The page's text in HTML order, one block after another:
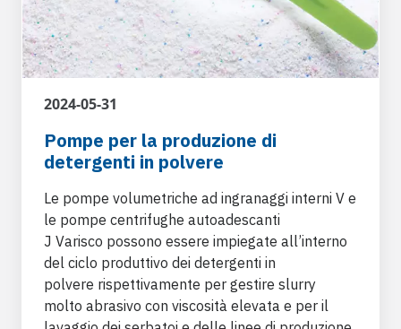
bagni esausti e fanghi tessili; resine e ausiliari
di finissaggio.
Industria zootecnica
2024-05-31
Pompe per la produzione di
detergenti in polvere
Le pompe volumetriche ad ingranaggi interni V e
le pompe centrifughe autoadescanti
J Varisco possono essere impiegate all’interno
del ciclo produttivo dei detergenti in
polvere rispettivamente per gestire slurry
molto abrasivo con viscosità elevata e per il